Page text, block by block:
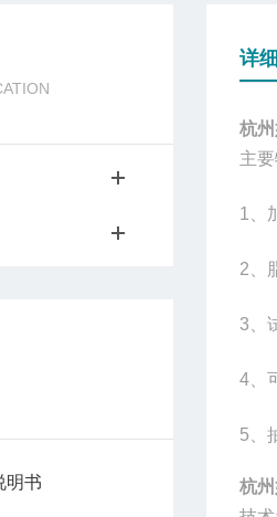
明书
详
杭
主
1
2
3
4
5
杭